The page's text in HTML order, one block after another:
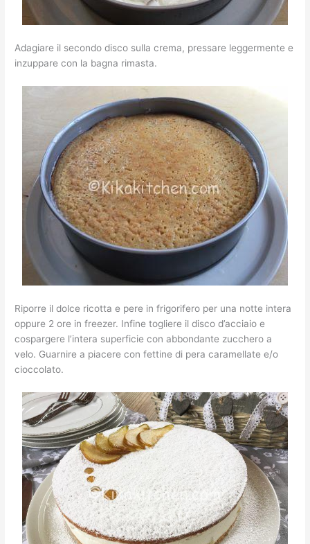
Adagiare il secondo disco sulla crema, pressare leggermente e
inzuppare con la bagna rimasta.
Riporre il dolce ricotta e pere in frigorifero per una notte intera
oppure 2 ore in freezer. Infine togliere il disco d’acciaio e
cospargere l’intera superficie con abbondante zucchero a
velo. Guarnire a piacere con fettine di pera caramellate e/o
cioccolato.